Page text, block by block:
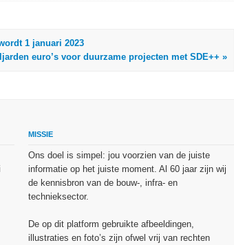
1 januari 2023
euro’s voor duurzame projecten met SDE++ »
MISSIE
Ons doel is simpel: jou voorzien van de juiste
informatie op het juiste moment. Al 60 jaar zijn wij
de kennisbron van de bouw-, infra- en
technieksector.
De op dit platform gebruikte afbeeldingen,
illustraties en foto’s zijn ofwel vrij van rechten